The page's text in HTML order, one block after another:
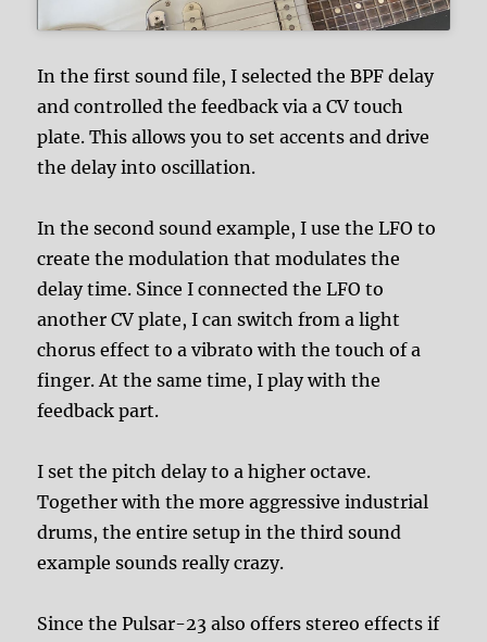
In the first sound file, I selected the BPF delay
and controlled the feedback via a CV touch
plate. This allows you to set accents and drive
the delay into oscillation.
In the second sound example, I use the LFO to
create the modulation that modulates the
delay time. Since I connected the LFO to
another CV plate, I can switch from a light
chorus effect to a vibrato with the touch of a
finger. At the same time, I play with the
feedback part.
I set the pitch delay to a higher octave.
Together with the more aggressive industrial
drums, the entire setup in the third sound
example sounds really crazy.
Since the Pulsar-23 also offers stereo effects if